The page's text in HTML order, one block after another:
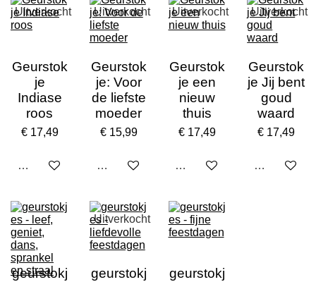
Uitverkocht
Geurstok
je
Indiase
roos
€ 17,49
Uitverkocht
Uitverkocht
Geurstok
je: Voor
de liefste
moeder
€ 15,99
Uitverkocht
Uitverkocht
Geurstok
je een
nieuw
thuis
€ 17,49
Uitverkocht
Uitverkocht
Geurstok
je Jij bent
goud
waard
€ 17,49
Uitverkocht
geurstokj
Uitverkocht
geurstokj
geurstokj